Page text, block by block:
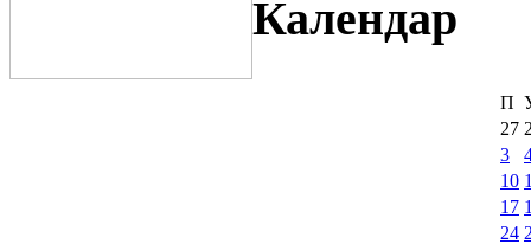
Календар
П
27
3
10
17
24